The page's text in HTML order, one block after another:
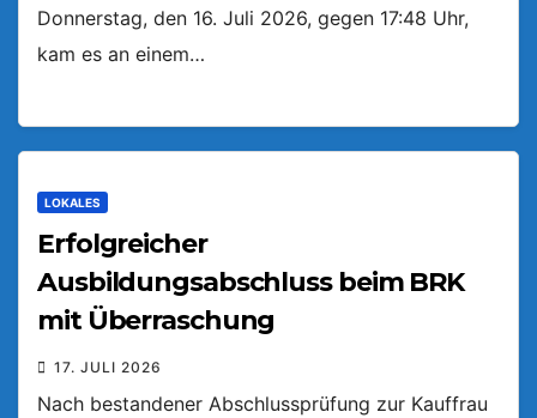
Donnerstag, den 16. Juli 2026, gegen 17:48 Uhr,
kam es an einem…
LOKALES
Erfolgreicher
Ausbildungsabschluss beim BRK
mit Überraschung
17. JULI 2026
Nach bestandener Abschlussprüfung zur Kauffrau